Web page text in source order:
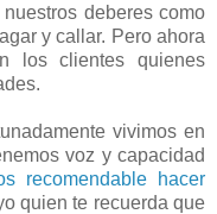
deberes como
y callar. Pero ahora
los clientes quienes
vivimos en
voz y capacidad
recomendable hacer
quien te recuerda que